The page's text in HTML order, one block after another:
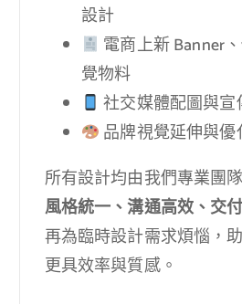
設計
電商上新 Banner
覺物料
社交媒體配圖與
品牌視覺延伸與
所有設計均由我們專業團
風格統一、溝通高效、交
再為臨時設計需求煩惱，
更具效率與質感。